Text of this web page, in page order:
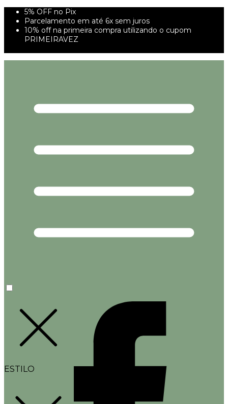
5% OFF no Pix
Parcelamento em até 6x sem juros
10% off na primeira compra utilizando o cupom
PRIMEIRAVEZ
ESTILO